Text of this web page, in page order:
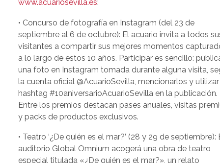
www.acuariosevilla.es:
• Concurso de fotografía en Instagram (del 23 de
septiembre al 6 de octubre): El acuario invita a todos
visitantes a compartir sus mejores momentos
a lo largo de estos 10 años. Participar es sencillo:
una foto en Instagram tomada durante alguna visita,
la cuenta oficial @AcuarioSevilla, mencionarlos y
hashtag #10aniversarioAcuarioSevilla en la publicación.
Entre los premios destacan pases anuales, visitas
y packs de productos exclusivos.
• Teatro ‘¿De quién es el mar?’ (28 y 29 de septiembre):
auditorio Global Omnium acogerá una obra de teatro
especial titulada «¿De quién es el mar?», un relato